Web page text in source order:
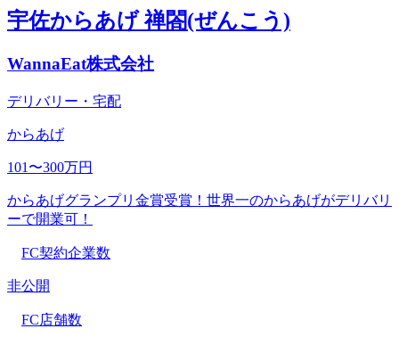
宇佐からあげ 禅閤(ぜんこう)
WannaEat株式会社
デリバリー・宅配
からあげ
101〜300万円
からあげグランプリ金賞受賞！世界一のからあげがデリバリ
ーで開業可！
FC契約企業数
非公開
FC店舗数